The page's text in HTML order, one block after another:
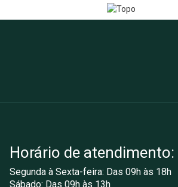
Horário de atendimento:
Segunda à Sexta-feira: Das 09h às 18h
Sábado: Das 09h às 13h